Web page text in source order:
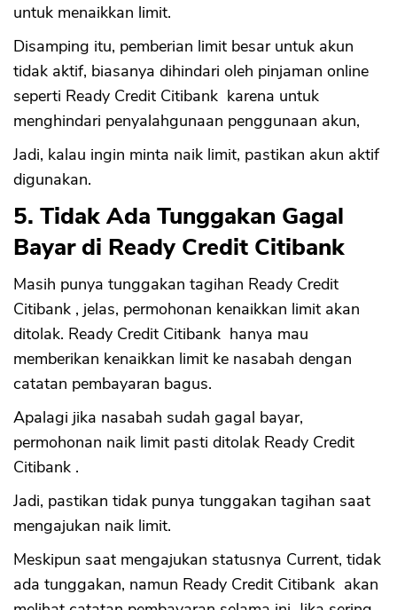
untuk menaikkan limit.
Disamping itu, pemberian limit besar untuk akun
tidak aktif, biasanya dihindari oleh pinjaman online
seperti Ready Credit Citibank karena untuk
menghindari penyalahgunaan penggunaan akun,
Jadi, kalau ingin minta naik limit, pastikan akun aktif
digunakan.
5. Tidak Ada Tunggakan Gagal
Bayar di Ready Credit Citibank
Masih punya tunggakan tagihan Ready Credit
Citibank , jelas, permohonan kenaikkan limit akan
ditolak. Ready Credit Citibank hanya mau
memberikan kenaikkan limit ke nasabah dengan
catatan pembayaran bagus.
Apalagi jika nasabah sudah gagal bayar,
permohonan naik limit pasti ditolak Ready Credit
Citibank .
Jadi, pastikan tidak punya tunggakan tagihan saat
mengajukan naik limit.
Meskipun saat mengajukan statusnya Current, tidak
ada tunggakan, namun Ready Credit Citibank akan